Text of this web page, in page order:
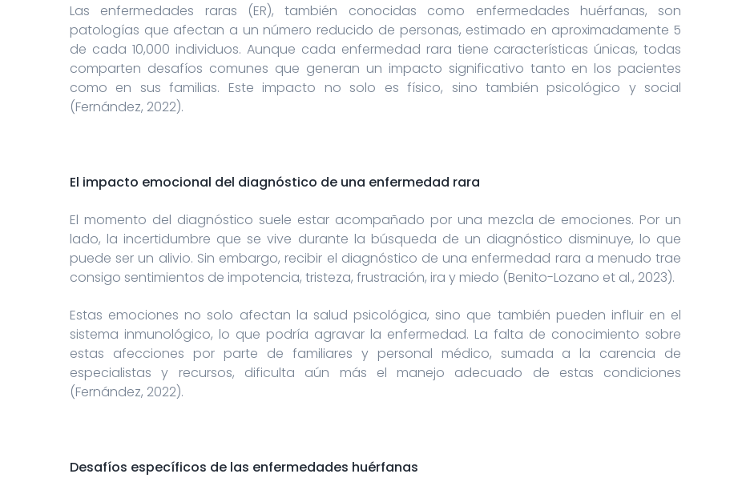
Las enfermedades raras (ER), también conocidas como enfermedades huérfanas, son
patologías que afectan a un número reducido de personas, estimado en aproximadamente 5
de cada 10,000 individuos. Aunque cada enfermedad rara tiene características únicas, todas
comparten desafíos comunes que generan un impacto significativo tanto en los pacientes
como en sus familias. Este impacto no solo es físico, sino también psicológico y social
(Fernández, 2022).
El impacto emocional del diagnóstico de una enfermedad rara
El momento del diagnóstico suele estar acompañado por una mezcla de emociones. Por un
lado, la incertidumbre que se vive durante la búsqueda de un diagnóstico disminuye, lo que
puede ser un alivio. Sin embargo, recibir el diagnóstico de una enfermedad rara a menudo trae
consigo sentimientos de impotencia, tristeza, frustración, ira y miedo (Benito-Lozano et al., 2023).
Estas emociones no solo afectan la salud psicológica, sino que también pueden influir en el
sistema inmunológico, lo que podría agravar la enfermedad. La falta de conocimiento sobre
estas afecciones por parte de familiares y personal médico, sumada a la carencia de
especialistas y recursos, dificulta aún más el manejo adecuado de estas condiciones
(Fernández, 2022).
Desafíos específicos de las enfermedades huérfanas